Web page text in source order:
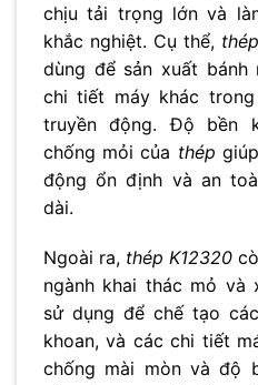
chịu tải trọng lớn và
khắc nghiệt. Cụ thể,
dùng để sản xuất bánh
chi tiết máy khác
truyền động. Độ bền
chống mỏi của thép
động ổn định và an
dài.
Ngoài ra, thép K12320
ngành khai thác mỏ và
sử dụng để chế tạo
khoan, và các chi tiết
chống mài mòn và độ